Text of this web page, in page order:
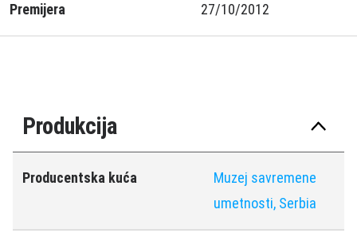
Premijera 27/10/2012
Produkcija
Producentska kuća
Muzej savremene
umetnosti, Serbia